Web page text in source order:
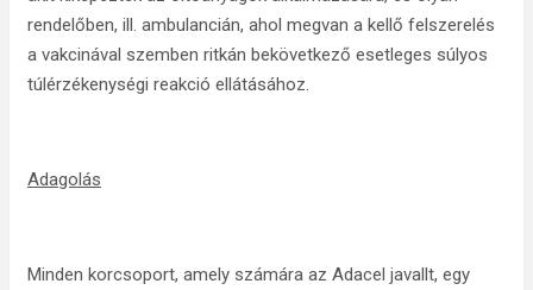
rendelőben, ill. ambulancián, ahol megvan a kellő felszerelés
a vakcinával szemben ritkán bekövetkező esetleges súlyos
túlérzékenységi reakció ellátásához.
Adagolás
Minden korcsoport, amely számára az Adacel javallt, egy